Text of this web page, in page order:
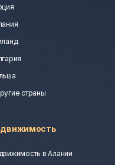
страны
в Алании